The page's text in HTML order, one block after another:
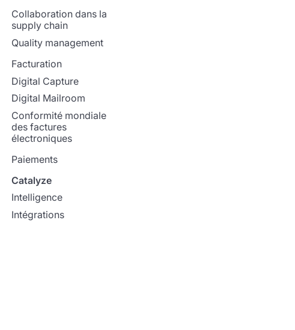
Collaboration dans la
supply chain
Quality management
Facturation
Digital Capture
Digital Mailroom
Conformité mondiale
des factures
électroniques
Paiements
Catalyze
Intelligence
Intégrations